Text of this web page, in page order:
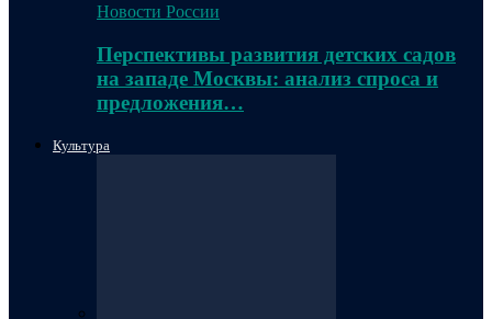
Новости России
Перспективы развития детских садов
на западе Москвы: анализ спроса и
предложения…
Культура